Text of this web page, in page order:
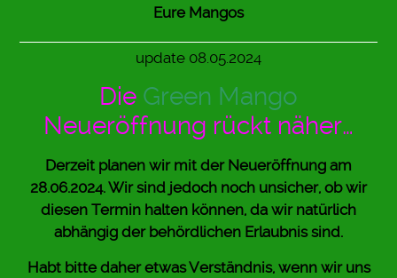
Eure Mangos
update 08.05.2024
Die Green Mango
Neueröffnung rückt näher…
Derzeit planen wir mit der Neueröffnung am
28.06.2024. Wir sind jedoch noch unsicher, ob wir
diesen Termin halten können, da wir natürlich
abhängig der behördlichen Erlaubnis sind.
Habt bitte daher etwas Verständnis, wenn wir uns